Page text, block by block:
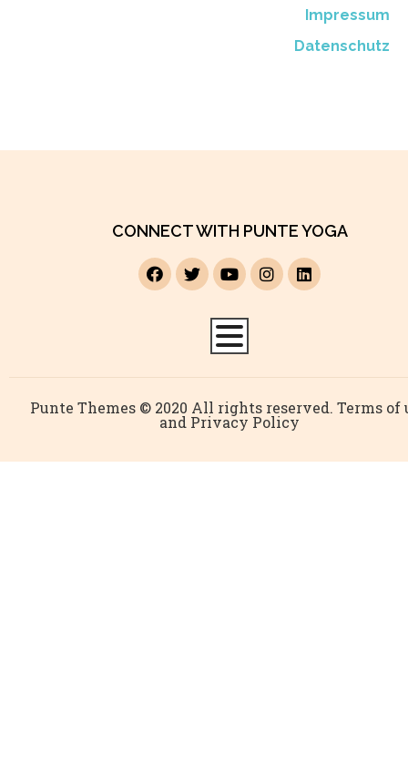
Impressum
Datenschutz
CONNECT WITH PUNTE YOGA
Punte Themes © 2020 All rights reserved. Terms of
and Privacy Policy